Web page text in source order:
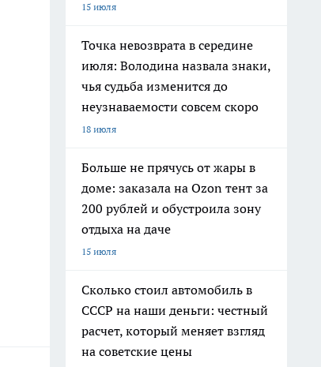
15 июля
Точка невозврата в середине
июля: Володина назвала знаки,
чья судьба изменится до
неузнаваемости совсем скоро
18 июля
Больше не прячусь от жары в
доме: заказала на Ozon тент за
200 рублей и обустроила зону
отдыха на даче
15 июля
Сколько стоил автомобиль в
СССР на наши деньги: честный
расчет, который меняет взгляд
на советские цены